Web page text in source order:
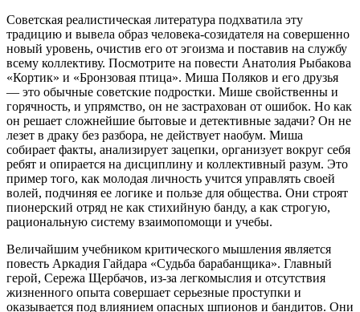
Советская реалистическая литература подхватила эту
традицию и вывела образ человека-созидателя на совершенно
новый уровень, очистив его от эгоизма и поставив на службу
всему коллективу. Посмотрите на повести Анатолия Рыбакова
«Кортик» и «Бронзовая птица». Миша Поляков и его друзья
— это обычные советские подростки. Мише свойственны и
горячность, и упрямство, он не застрахован от ошибок. Но как
он решает сложнейшие бытовые и детективные задачи? Он не
лезет в драку без разбора, не действует наобум. Миша
собирает факты, анализирует зацепки, организует вокруг себя
ребят и опирается на дисциплину и коллективный разум. Это
пример того, как молодая личность учится управлять своей
волей, подчиняя ее логике и пользе для общества. Они строят
пионерский отряд не как стихийную банду, а как строгую,
рациональную систему взаимопомощи и учебы.
Величайшим учебником критического мышления является
повесть Аркадия Гайдара «Судьба барабанщика». Главный
герой, Сережа Щербачов, из-за легкомыслия и отсутствия
жизненного опыта совершает серьезные проступки и
оказывается под влиянием опасных шпионов и бандитов. Они